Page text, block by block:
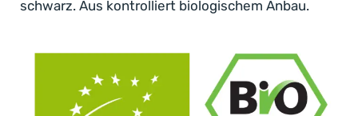
Fruchtige Kraftpakete: NutriPur
gefriergetrocknete Bio-Johannisbeeren
schwarz. Aus kontrolliert biologischem Anbau.